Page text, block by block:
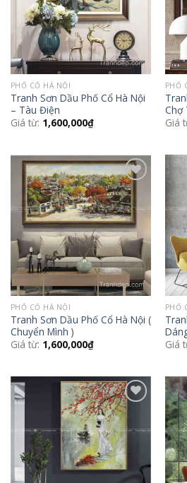
PHỐ CỔ HÀ NỘI
Tranh Sơn Dầu Phố Cổ Hà Nội
– Tàu Điện
Giá từ: 1,600,000₫
PHỐ
Chợ
Giá
Add to
Wishlist
PHỐ CỔ HÀ NỘI
Tranh Sơn Dầu Phố Cổ Hà Nội (
Chuyển Mình )
Giá từ: 1,600,000₫
PHỐ
Giá
Add to
Wishlist